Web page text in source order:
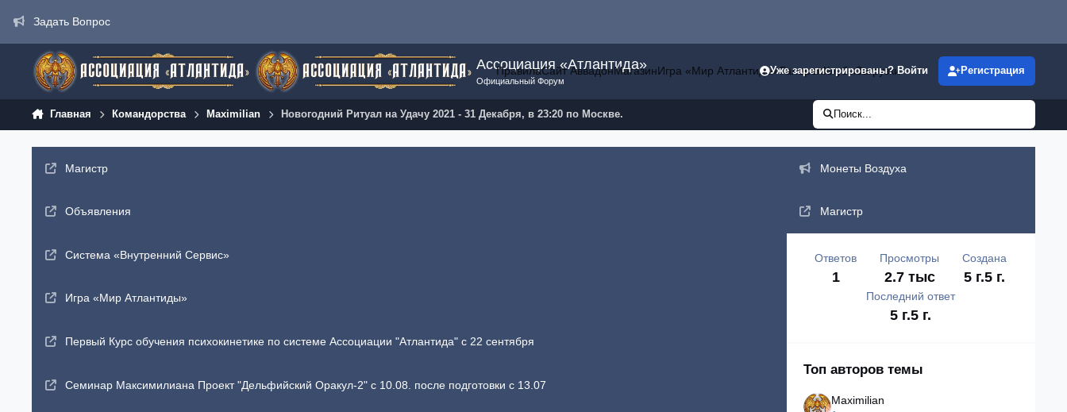
Задать Вопрос
Ассоциация «Атлантида»
Официальный Форум
ПравилаСайт АввадонМагазинИгра «Мир Атлантиды»ГалереяКлубыЗагрузки
Уже зарегистрированы? Войти Регистрация
Главная Командорства Maximilian Новогодний Ритуал на Удачу 2021 - 31 Декабря, в 23:20 по Москве. Поиск...
Магистр
Объявления
Система «Внутренний Сервис»
Игра «Мир Атлантиды»
Первый Курс обучения психокинетике по системе Ассоциации "Атлантида" с 22 сентября
Семинар Максимилиана Проект "Дельфийский Оракул-2" с 10.08. после подготовки с 13.07
Монеты Воздуха
Магистр
Ответов
1
Просмотры
2.7 тыс
Создана
5 г.5 г.
Последний ответ
5 г.5 г.
Топ авторов темы
Maximilian